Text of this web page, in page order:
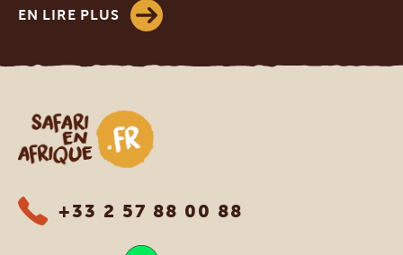
EN LIRE PLUS
Safari en Afrique
+33 2 57 88 00 88